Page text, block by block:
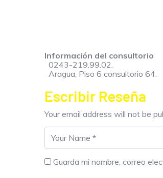
Información del consultorio
0243-219.99.02.
Aragua, Piso 6 consultorio 64.
Escribir Reseña
Your email address will not be
Guarda mi nombre, correo